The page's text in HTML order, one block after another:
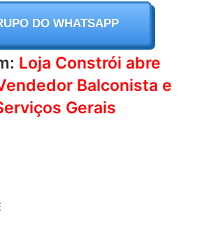
DO WHATSAPP
Loja Constrói abre
Balconista e
Gerais